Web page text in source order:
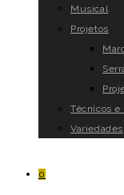
Musical
Projetos
Técnicos
Variedades
0